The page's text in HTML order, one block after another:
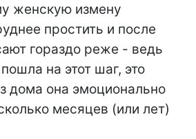
женскую измену
простить и после
гораздо реже - ведь
на этот шаг, это
дома она эмоционально
месяцев (или лет)